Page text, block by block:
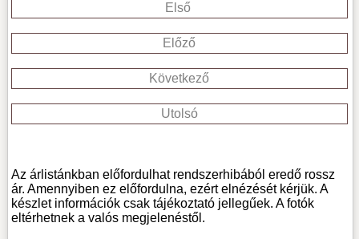
Első
Előző
Következő
Utolsó
Az árlistánkban előfordulhat rendszerhibából eredő rossz
ár. Amennyiben ez előfordulna, ezért elnézését kérjük. A
készlet információk csak tájékoztató jellegűek. A fotók
eltérhetnek a valós megjelenéstől.